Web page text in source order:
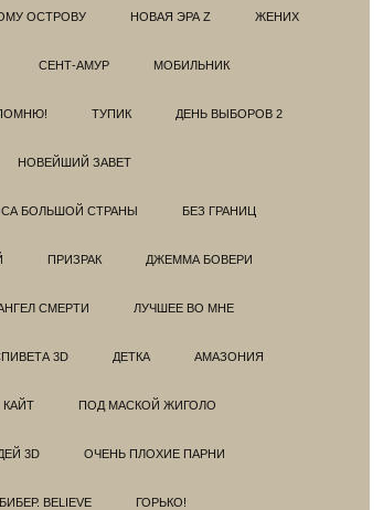
ОСТРОВУ НОВАЯ ЭРА Z ЖЕНИХ
СЕНТ-АМУР МОБИЛЬНИК
ТУПИК ДЕНЬ ВЫБОРОВ 2
НОВЕЙШИЙ ЗАВЕТ
БОЛЬШОЙ СТРАНЫ БЕЗ ГРАНИЦ
ПРИЗРАК ДЖЕММА БОВЕРИ
СМЕРТИ ЛУЧШЕЕ ВО МНЕ
3D ДЕТКА АМАЗОНИЯ
КАЙТ ПОД МАСКОЙ ЖИГОЛО
3D ОЧЕНЬ ПЛОХИЕ ПАРНИ
BELIEVE ГОРЬКО!